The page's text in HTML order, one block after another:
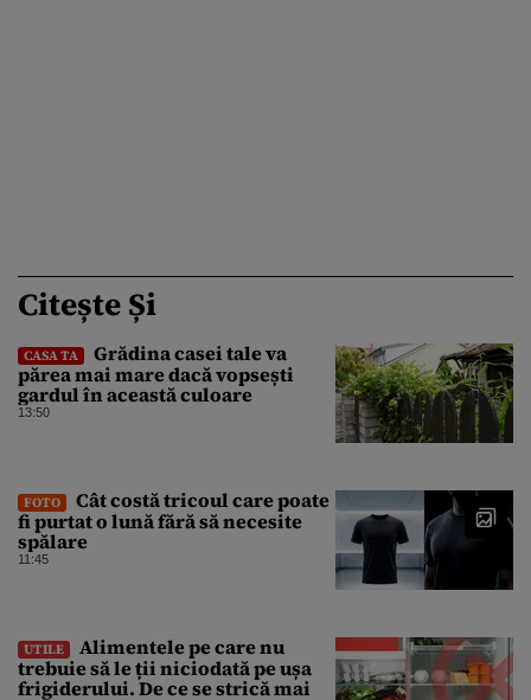
Citește Și
CASA TA
Grădina casei tale va
părea mai mare dacă vopsești
gardul în această culoare
13:50
FOTO
Cât costă tricoul care poate
fi purtat o lună fără să necesite
spălare
11:45
UTILE
Alimentele pe care nu
trebuie să le ții niciodată pe ușa
frigiderului. De ce se strică mai